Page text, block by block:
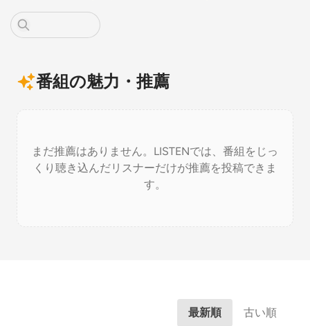
番組の魅力・推薦
まだ推薦はありません。LISTENでは、番組をじっ
くり聴き込んだリスナーだけが推薦を投稿できま
す。
最新順 古い順